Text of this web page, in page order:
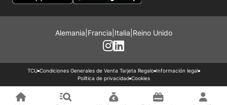
Alemania Francia Italia Reino Unido
TCU Condiciones Generales de Venta Tarjeta Regalo Información legal
Política de privacidad Cookies